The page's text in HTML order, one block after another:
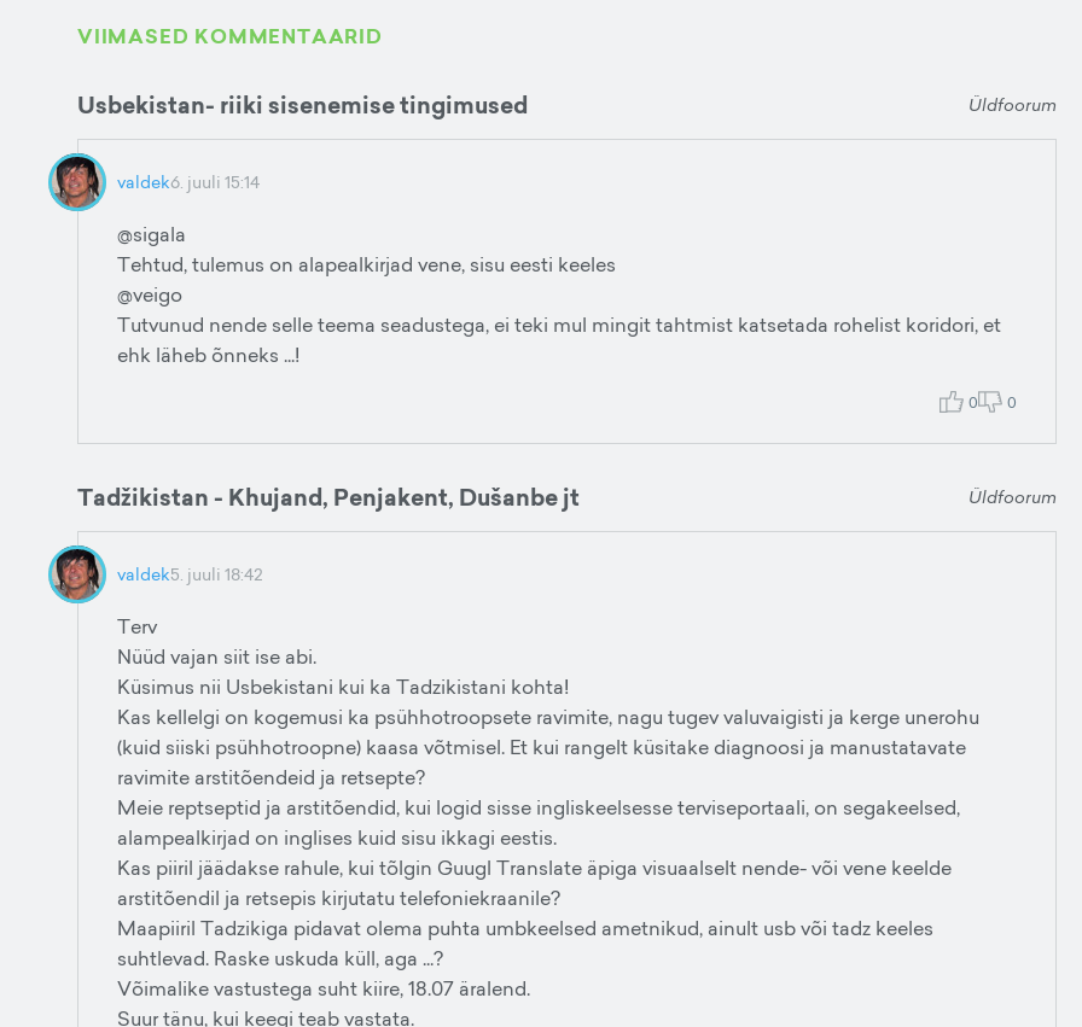
VIIMASED KOMMENTAARID
Usbekistan- riiki sisenemise tingimused Üldfoorum
valdek6. juuli 15:14
@sigala
Tehtud, tulemus on alapealkirjad vene, sisu eesti keeles
@veigo
Tutvunud nende selle teema seadustega, ei teki mul mingit tahtmist katsetada rohelist koridori, et
ehk läheb õnneks ...!
0 0
Tadžikistan - Khujand, Penjakent, Dušanbe jt Üldfoorum
valdek5. juuli 18:42
Terv
Nüüd vajan siit ise abi.
Küsimus nii Usbekistani kui ka Tadzikistani kohta!
Kas kellelgi on kogemusi ka psühhotroopsete ravimite, nagu tugev valuvaigisti ja kerge unerohu
(kuid siiski psühhotroopne) kaasa võtmisel. Et kui rangelt küsitake diagnoosi ja manustatavate
ravimite arstitõendeid ja retsepte?
Meie reptseptid ja arstitõendid, kui logid sisse ingliskeelsesse terviseportaali, on segakeelsed,
alampealkirjad on inglises kuid sisu ikkagi eestis.
Kas piiril jäädakse rahule, kui tõlgin Guugl Translate äpiga visuaalselt nende- või vene keelde
arstitõendil ja retsepis kirjutatu telefoniekraanile?
Maapiiril Tadzikiga pidavat olema puhta umbkeelsed ametnikud, ainult usb või tadz keeles
suhtlevad. Raske uskuda küll, aga ...?
Võimalike vastustega suht kiire, 18.07 äralend.
Suur tänu, kui keegi teab vastata.